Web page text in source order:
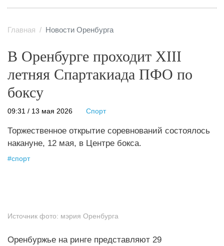
Главная Новости Оренбурга
В Оренбурге проходит XIII
летняя Спартакиада ПФО по
боксу
09:31 / 13 мая 2026 Спорт
Торжественное открытие соревнований состоялось
накануне, 12 мая, в Центре бокса.
#спорт
Источник фото: мэрия Оренбурга
Оренбуржье на ринге представляют 29